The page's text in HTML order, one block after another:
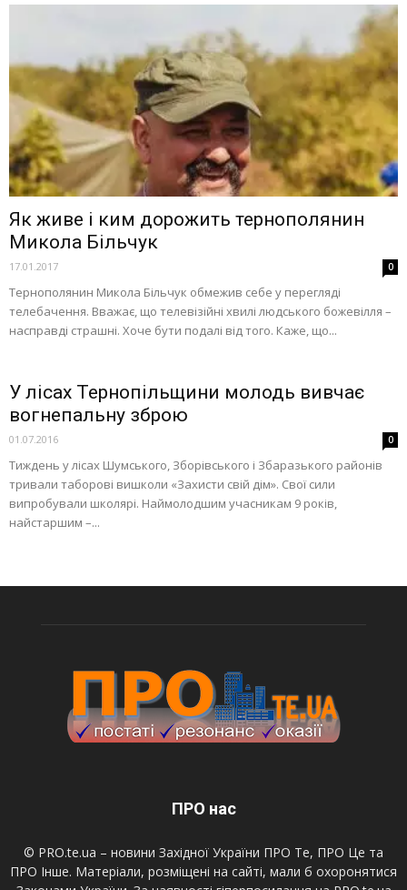
Як живе і ким дорожить тернополянин
Микола Більчук
17.01.2017 0
Тернополянин Микола Більчук обмежив себе у перегляді
телебачення. Вважає, що телевізійні хвилі людського божевілля –
насправді страшні. Хоче бути подалі від того. Каже, що...
У лісах Тернопільщини молодь вивчає
вогнепальну зброю
01.07.2016 0
Тиждень у лісах Шумського, Зборівського і Збаразького районів
тривали таборові вишколи «Захисти свій дім». Свої сили
випробували школярі. Наймолодшим учасникам 9 років,
найстаршим –...
ПРО нас
© PRO.te.ua – новини Західної України ПРО Те, ПРО Це та
ПРО Інше. Матеріали, розміщені на сайті, мали б охоронятися